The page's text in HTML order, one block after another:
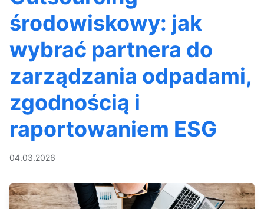
środowiskowy: jak
wybrać partnera do
zarządzania odpadami,
zgodnością i
raportowaniem ESG
04.03.2026